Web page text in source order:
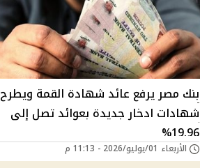
بنك مصر يرفع عائد شهادة القمة ويطرح
شهادات ادخار جديدة بعوائد تصل إلى
19.96%
الأربعاء 01/يوليو/2026 - 11:13 م